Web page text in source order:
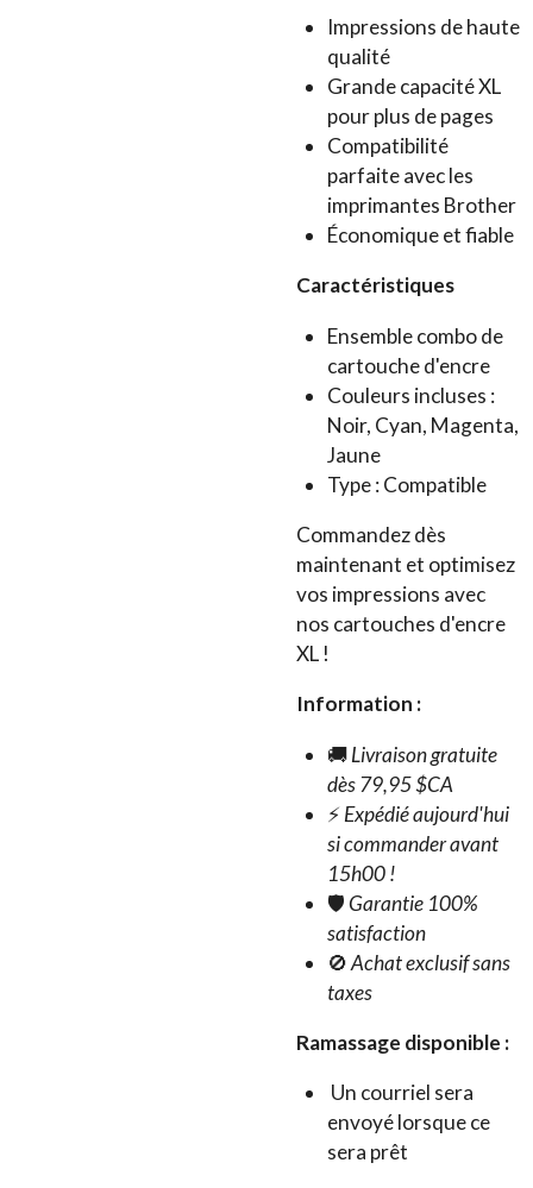
Impressions de haute
qualité
Grande capacité XL
pour plus de pages
Compatibilité
parfaite avec les
imprimantes Brother
Économique et fiable
Caractéristiques
Ensemble combo de
cartouche d'encre
Couleurs incluses :
Noir, Cyan, Magenta,
Jaune
Type : Compatible
Commandez dès
maintenant et optimisez
vos impressions avec
nos cartouches d'encre
XL !
Information :
🚚Livraison gratuite
dès 79,95 $CA
⚡Expédié aujourd'hui
si commander avant
15h00 !
🛡️Garantie 100%
satisfaction
🚫Achat exclusif sans
taxes
Ramassage disponible :
Un courriel sera
envoyé lorsque ce
sera prêt